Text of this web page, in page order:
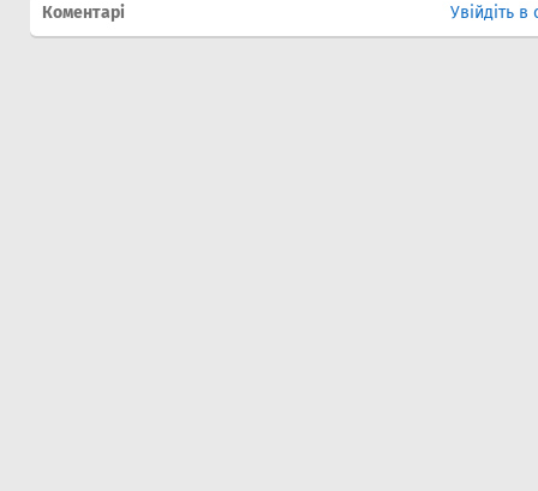
Коментарі Увійдіть в